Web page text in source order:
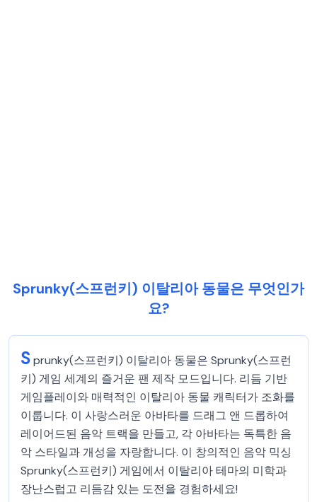
Sprunky(스프런키) 이탈리아 동물은 무엇인가
요?
Sprunky(스프런키) 이탈리아 동물은 Sprunky(스프런
키) 게임 세계의 즐거운 팬 제작 모드입니다. 리듬 기반
게임플레이와 매력적인 이탈리아 동물 캐릭터가 조화를
이룹니다. 이 사랑스러운 아바타를 드래그 앤 드롭하여
레이어드된 음악 트랙을 만들고, 각 아바타는 독특한 음
악 스타일과 개성을 자랑합니다. 이 창의적인 음악 믹싱
Sprunky(스프런키) 게임에서 이탈리아 테마의 미학과
장난스럽고 리듬감 있는 도전을 경험하세요!